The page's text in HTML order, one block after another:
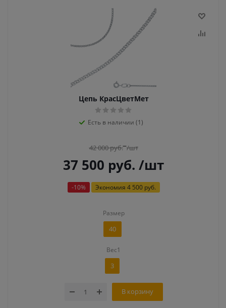
Цепь КрасЦветМет
Есть в наличии (1)
42 000руб. /шт
37 500 руб. /шт
-10% Экономия 4 500 руб.
Размер
40
Вес1
3
В корзину